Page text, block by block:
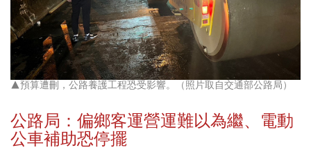
▲預算遭刪，公路養護工程恐受影響。（照片取自交通部公路局）
公路局：偏鄉客運營運難以為繼、電動
公車補助恐停擺